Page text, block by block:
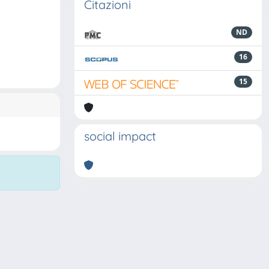
Citazioni
ND
16
15
social impact